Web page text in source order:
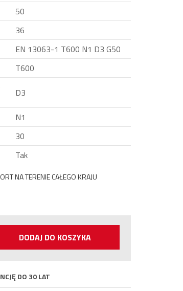
50
36
EN 13063-1 T600 N1 D3 G50
T600
D3
N1
30
Tak
NA TERENIE CAŁEGO KRAJU
DODAJ DO KOSZYKA
DO 30 LAT